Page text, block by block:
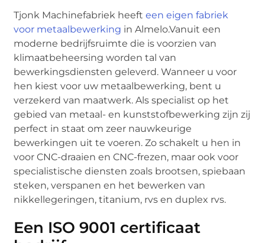
Tjonk Machinefabriek heefteen eigen fabriek
voor metaalbewerking in Almelo.Vanuit een
moderne bedrijfsruimte die is voorzien van
klimaatbeheersing worden tal van
bewerkingsdiensten geleverd. Wanneer u voor
hen kiest voor uw metaalbewerking, bent u
verzekerd van maatwerk. Als specialist op het
gebied van metaal- en kunststofbewerking zijn zij
perfect in staat om zeer nauwkeurige
bewerkingen uit te voeren. Zo schakelt u hen in
voor CNC-draaien en CNC-frezen, maar ook voor
specialistische diensten zoals brootsen, spiebaan
steken, verspanen en het bewerken van
nikkellegeringen, titanium, rvs en duplex rvs.
Een ISO 9001 certificaat